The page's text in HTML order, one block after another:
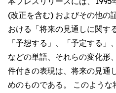
(改正を含む) およびその他の
おける「将来の見通しに関す
「予想する」、「予定する」
などの単語、それらの変化形
件付きの表現は、将来の見通
めのものである。 このよう